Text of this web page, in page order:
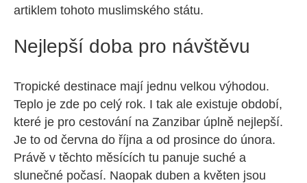
artiklem tohoto muslimského státu.
Nejlepší doba pro návštěvu
Tropické destinace mají jednu velkou výhodou.
Teplo je zde po celý rok. I tak ale existuje období,
které je pro cestování na Zanzibar úplně nejlepší.
Je to od června do října a od prosince do února.
Právě v těchto měsících tu panuje suché a
slunečné počasí. Naopak duben a květen jsou